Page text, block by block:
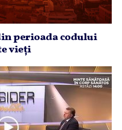
perioada codului
vieţi